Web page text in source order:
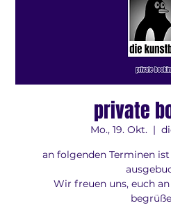
private
Mo., 19. Okt.
  |
an folgenden Terminen
Wir freuen uns, euch